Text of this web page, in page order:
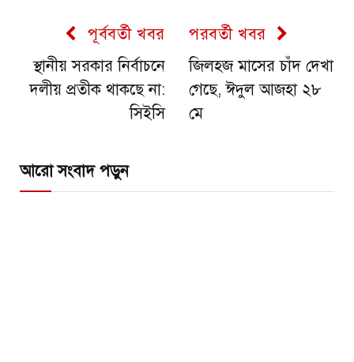
পূর্ববর্তী খবর
স্থানীয় সরকার নির্বাচনে
দলীয় প্রতীক থাকছে না:
সিইসি
পরবর্তী খবর
জিলহজ মাসের চাঁদ দেখা
গেছে, ঈদুল আজহা ২৮
মে
আরো সংবাদ পড়ুন